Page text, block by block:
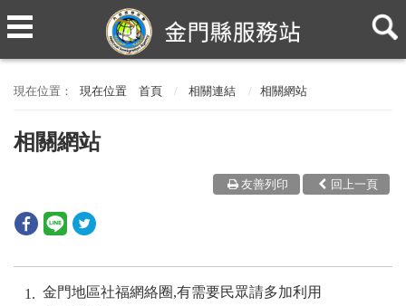
現在位置 首頁 相關連結 相關網站
相關網站
回上一頁
友善列印
1 金門地區社福網絡圈,有需要民眾請多加利用